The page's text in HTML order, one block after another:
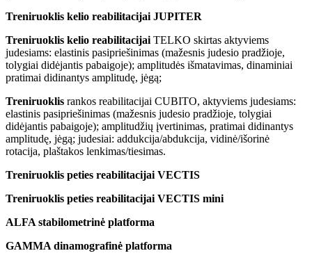
Treniruoklis kelio reabilitacijai JUPITER
Treniruoklis kelio reabilitacijai TELKO skirtas aktyviems
judesiams: elastinis pasipriešinimas (mažesnis judesio pradžioje,
tolygiai didėjantis pabaigoje); amplitudės išmatavimas, dinaminiai
pratimai didinantys amplitudę, jėgą;
Treniruoklis rankos reabilitacijai CUBITO, aktyviems judesiams:
elastinis pasipriešinimas (mažesnis judesio pradžioje, tolygiai
didėjantis pabaigoje); amplitudžių įvertinimas, pratimai didinantys
amplitudę, jėgą; judesiai: addukcija/abdukcija, vidinė/išorinė
rotacija, plaštakos lenkimas/tiesimas.
Treniruoklis peties reabilitacijai VECTIS
Treniruoklis peties reabilitacijai VECTIS mini
ALFA stabilometrinė platforma
GAMMA dinamografinė platforma